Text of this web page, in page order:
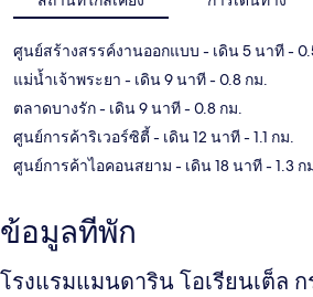
ศูนย์สร้างสรรค์งานออกแบบ - เดิน 5 นาที-
แม่น้ำเจ้าพระยา - เดิน 9 นาที- 0.8 กม.
ตลาดบางรัก- เดิน 9 นาที- 0.8 กม.
ศูนย์การค้าริเวอร์ซิตี้ - เดิน 12 นาที- 1.1 กม.
ศูนย์การค้าไอคอนสยาม - เดิน 18 นาที- 1.3 ก
ข้อมูลที่พัก
โรงแรมแมนดาริน โอเรียนเต็ล ก